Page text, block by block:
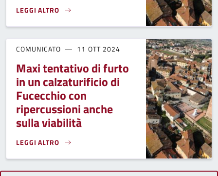
LEGGI ALTRO
SR 436, DONNINI E GIGLIOLI: "STIAMO LAVORANDO CON
COMUNICATO 11 OTT 2024
Maxi tentativo di furto
in un calzaturificio di
Fucecchio con
ripercussioni anche
sulla viabilità
LEGGI ALTRO
MAXI TENTATIVO DI FURTO IN UN CALZATURIFICIO DI